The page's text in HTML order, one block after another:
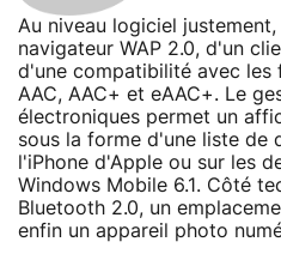
Au niveau logiciel
navigateur WAP 2.0, d'un
d'une compatibilité avec les
AAC, AAC+ et eAAC+. Le
électroniques permet un
sous la forme d'une liste de
l'iPhone d'Apple ou sur les
Windows Mobile 6.1. Côté
Bluetooth 2.0, un
enfin un appareil photo